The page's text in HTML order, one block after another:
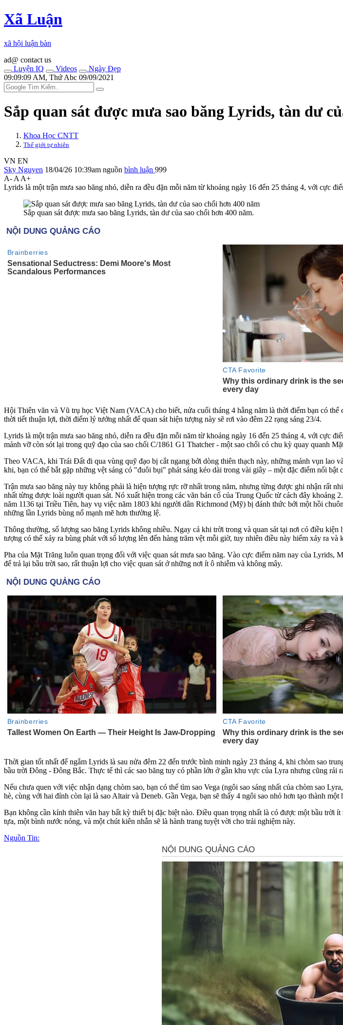
Xã Luận
xã hội luận bàn
ad@ contact us
Luyện IQ
Videos
Ngày Đẹp
09:09:09 AM, Thứ Abc 09/09/2021
Sắp quan sát được mưa sao băng Lyrids, tàn dư
Khoa Học CNTT
Thế giới tự nhiên
VN EN
Sky Nguyen 18/04/26 10:39am nguồn bình luận 999
A- A A+
Lyrids là một trận mưa sao băng nhỏ, diễn ra đều đặn mỗi năm từ khoảng ngày 16 đến 25 tháng 4, với cực
Sắp quan sát được mưa sao băng Lyrids, tàn dư của sao chổi hơn 400 năm.
Hội Thiên văn và Vũ trụ học Việt Nam (VACA) cho biết, nửa cuối tháng 4 hằng năm là thời điểm bạn có
thời tiết thuận lợi, thời điểm lý tưởng nhất để quan sát hiện tượng này sẽ rơi vào đêm 22 rạng sáng 23/4.
Lyrids là một trận mưa sao băng nhỏ, diễn ra đều đặn mỗi năm từ khoảng ngày 16 đến 25 tháng 4, với cực
mảnh vỡ còn sót lại trong quỹ đạo của sao chổi C/1861 G1 Thatcher - một sao chổi có chu kỳ quay quanh
Theo VACA, khi Trái Đất đi qua vùng quỹ đạo bị cắt ngang bởi dòng thiên thạch này, những mảnh vụn lao
khi, bạn có thể bắt gặp những vệt sáng có "đuôi bụi" phát sáng kéo dài trong vài giây – một đặc điểm nổi
Trận mưa sao băng này tuy không phải là hiện tượng rực rỡ nhất trong năm, nhưng từng được ghi nhận rất
nhất từng được loài người quan sát. Nó xuất hiện trong các văn bản cổ của Trung Quốc từ cách đây
năm 1136 tại Triều Tiên, hay vụ việc năm 1803 khi người dân Richmond (Mỹ) bị đánh thức bởi một hồi
những lần Lyrids bùng nổ mạnh mẽ hơn thường lệ.
Thông thường, số lượng sao băng Lyrids không nhiều. Ngay cả khi trời trong và quan sát tại nơi có điều
tượng có thể xảy ra bùng phát với số lượng lên đến hàng trăm vệt mỗi giờ, tuy nhiên điều này hiếm xảy ra và
Pha của Mặt Trăng luôn quan trọng đối với việc quan sát mưa sao băng. Vào cực điểm năm nay của
để trả lại bầu trời sao, rất thuận lợi cho việc quan sát ở những nơi ít ô nhiễm và không mây.
Thời gian tốt nhất để ngắm Lyrids là sau nửa đêm 22 đến trước bình minh ngày 23 tháng 4, khi chòm sao
bầu trời Đông - Đông Bắc. Thực tế thì các sao băng tuy có phần lớn ở gần khu vực của Lyra nhưng cũng rải
Nếu chưa quen với việc nhận dạng chòm sao, bạn có thể tìm sao Vega (ngôi sao sáng nhất của chòm sao
hè, cùng với hai đỉnh còn lại là sao Altair và Deneb. Gần Vega, bạn sẽ thấy 4 ngôi sao nhỏ hơn tạo thành
Bạn không cần kính thiên văn hay bất kỳ thiết bị đặc biệt nào. Điều quan trọng nhất là có được một bầu trời
tựa, một bình nước nóng, và một chút kiên nhẫn sẽ là hành trang tuyệt vời cho trải nghiệm này.
Nguồn Tin: